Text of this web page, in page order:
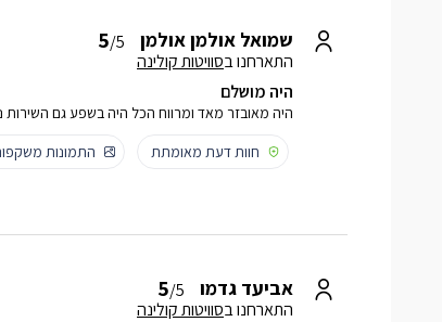
שמואל אולמן אולמן 5/5
התארחנו בסוויטות קולינה
היה מושלם
היה מאובזר מאד ומרווח הכל היה בשפע גם
חוות דעת מאומתת
התמונות
אביעד גדמו 5/5
התארחנו בסוויטות קולינה